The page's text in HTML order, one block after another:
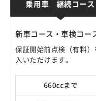
乗用車 継続コース
新車コース・車検コー
保証開始前点検（有料
入いただけます。
660ccまで